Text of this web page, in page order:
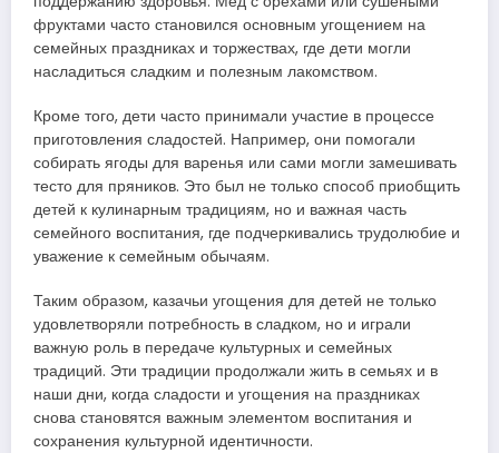
фруктами часто становился основным угощением на
семейных праздниках и торжествах, где дети могли
насладиться сладким и полезным лакомством.
Кроме того, дети часто принимали участие в процессе
приготовления сладостей. Например, они помогали
собирать ягоды для варенья или сами могли замешивать
тесто для пряников. Это был не только способ приобщить
детей к кулинарным традициям, но и важная часть
семейного воспитания, где подчеркивались трудолюбие и
уважение к семейным обычаям.
Таким образом, казачьи угощения для детей не только
удовлетворяли потребность в сладком, но и играли
важную роль в передаче культурных и семейных
традиций. Эти традиции продолжали жить в семьях и в
наши дни, когда сладости и угощения на праздниках
снова становятся важным элементом воспитания и
сохранения культурной идентичности.